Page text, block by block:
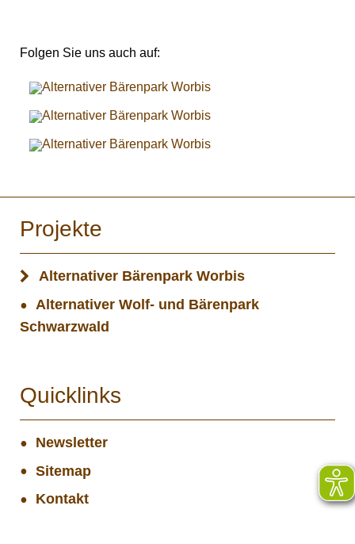
Folgen Sie uns auch auf:
Projekte
Alternativer Bärenpark Worbis
Alternativer Wolf- und Bärenpark
Schwarzwald
Quicklinks
Newsletter
Sitemap
Kontakt